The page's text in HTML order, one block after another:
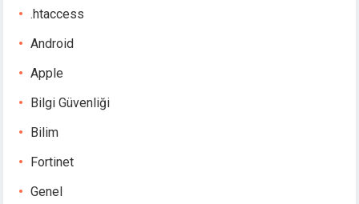
.htaccess
Android
Apple
Bilgi Güvenliği
Bilim
Fortinet
Genel